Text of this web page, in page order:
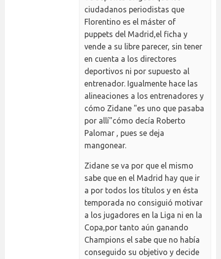
ciudadanos periodistas que
Florentino es el máster of
puppets del Madrid,el ficha y
vende a su libre parecer, sin tener
en cuenta a los directores
deportivos ni por supuesto al
entrenador. Igualmente hace las
alineaciones a los entrenadores y
cómo Zidane "es uno que pasaba
por allí"cómo decía Roberto
Palomar , pues se deja
mangonear.
Zidane se va por que el mismo
sabe que en el Madrid hay que ir
a por todos los títulos y en ésta
temporada no consiguió motivar
a los jugadores en la Liga ni en la
Copa,por tanto aún ganando
Champions el sabe que no había
conseguido su objetivo y decide